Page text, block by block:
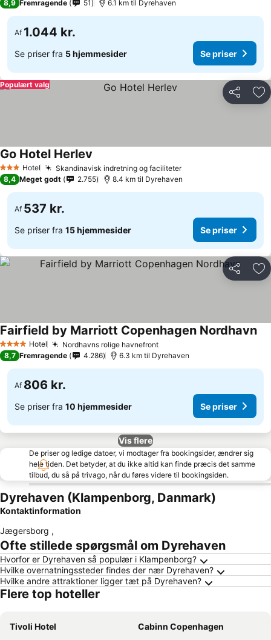
8,9 Fremragende 51 6.1 km til Dyrehaven
Af 1.044 kr.
Se priser fra 5 hjemmesider Se priser
Del
Populært valg
3 StjernerHotel Skandinavisk indretning og faciliteterSe priser
Go Hotel Herlev
8,4 Meget godt 2.755 8.4 km til Dyrehaven
Af 537 kr.
Se priser fra 15 hjemmesider Se priser
Del
4 StjernerHotel Nordhavns rolige havnefrontSe priser
Fairfield by Marriott Copenhagen NordhavnSe
8,7 Fremragende 4.286 6.3 km til Dyrehaven
Af 806 kr.
Se priser fra 10 hjemmesider Se priser
Vis flere
De priser og ledige datoer, vi modtager fra bookingsider, ændrer sig
hele tiden. Det betyder, at du ikke altid kan finde præcis det samme
tilbud, du så på trivago, når du føres videre til bookingsiden.
Dyrehaven (Klampenborg, Danmark)
Kontaktinformation
Jægersborg ,
Ofte stillede spørgsmål om Dyrehaven
Hvorfor er Dyrehaven så populær i Klampenborg?
Hvilke overnatningssteder findes der nær Dyrehaven?
Hvilke andre attraktioner ligger tæt på Dyrehaven?
Flere top hoteller
Tivoli Hotel
Cabinn Copenhagen